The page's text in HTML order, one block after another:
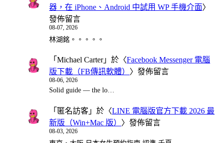
器，在 iPhone、Android 中試用 WP 手機介面〉
發佈留言
08-07, 2026
林湖銘。。。。。
「 Michael Carter」於〈Facebook Messenger 電腦
版下載（FB傳訊軟體） 〉發佈留言
08-06, 2026
Solid guide — the lo…
「 匿名訪客 」於〈LINE 電腦版官方下載 2026 最
新版（Win+Mac 版） 〉發佈留言
08-03, 2026